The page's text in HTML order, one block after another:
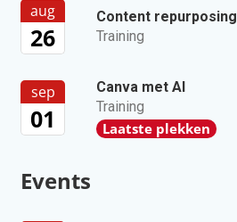
aug
26
Content repurposing
Training
sep
01
Canva met AI
Training
Laatste plekken
Events